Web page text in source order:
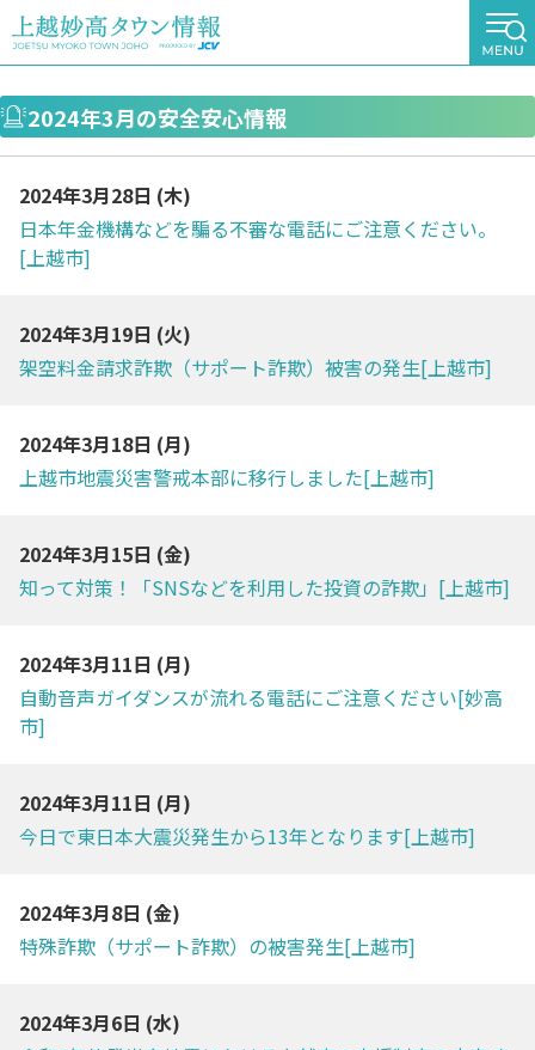
2024年3月の安全安心情報
2024年3月28日 (木)
日本年金機構などを騙る不審な電話にご注意ください。
[上越市]
2024年3月19日 (火)
架空料金請求詐欺（サポート詐欺）被害の発生[上越市]
2024年3月18日 (月)
上越市地震災害警戒本部に移行しました[上越市]
2024年3月15日 (金)
知って対策！「SNSなどを利用した投資の詐欺」[上越市]
2024年3月11日 (月)
自動音声ガイダンスが流れる電話にご注意ください[妙高
市]
2024年3月11日 (月)
今日で東日本大震災発生から13年となります[上越市]
2024年3月8日 (金)
特殊詐欺（サポート詐欺）の被害発生[上越市]
2024年3月6日 (水)